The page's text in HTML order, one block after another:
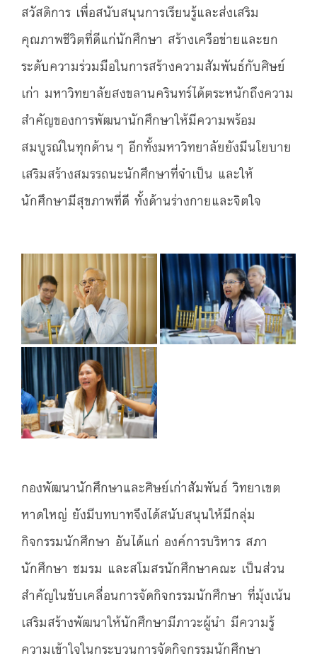
สวัสดิการ เพื่อสนับสนุนการเรียนรู้และส่งเสริม
คุณภาพชีวิตที่ดีแก่นักศึกษา สร้างเครือข่ายและยก
ระดับความร่วมมือในการสร้างความสัมพันธ์กับศิษย์
เก่า มหาวิทยาลัยสงขลานครินทร์ได้ตระหนักถึงความ
สำคัญของการพัฒนานักศึกษาให้มีความพร้อม
สมบูรณ์ในทุกด้านๆ อีกทั้งมหาวิทยาลัยยังมีนโยบาย
เสริมสร้างสมรรถนะนักศึกษาที่จำเป็น และให้
นักศึกษามีสุขภาพที่ดี ทั้งด้านร่างกายและจิตใจ
กองพัฒนานักศึกษาและศิษย์เก่าสัมพันธ์ วิทยาเขต
หาดใหญ่ ยังมีบทบาทจึงได้สนับสนุนให้มีกลุ่ม
กิจกรรมนักศึกษา อันได้แก่ องค์การบริหาร สภา
นักศึกษา ชมรม และสโมสรนักศึกษาคณะ เป็นส่วน
สำคัญในขับเคลื่อนการจัดกิจกรรมนักศึกษา ที่มุ้งเน้น
เสริมสร้างพัฒนาให้นักศึกษามีภาวะผู้นำ มีความรู้
ความเข้าใจในกระบวนการจัดกิจกรรมนักศึกษา